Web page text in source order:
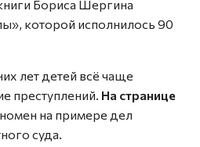
Бориса Шергина
которой исполнилось 90
лет детей всё чаще
преступлений. На странице
на примере дел
суда.